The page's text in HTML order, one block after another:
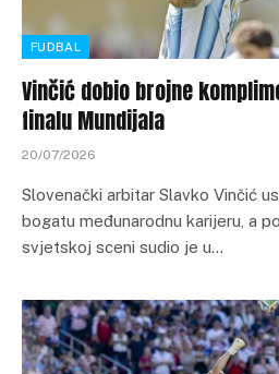
FUDBAL
Vinčić dobio brojne
finalu Mundijala
20/07/2026
Slovenački arbitar Slavko Vinčić
bogatu međunarodnu karijeru, a
svjetskoj sceni sudio je u…